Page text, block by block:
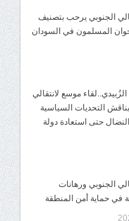
الجنوبي يرحب بتصنيف
المسلمون في السودان
موسع لانتقالي
التحديات السياسية
حتى استعادة دولة
الجنوبي ورهانات
في حماية أمن المنطقة